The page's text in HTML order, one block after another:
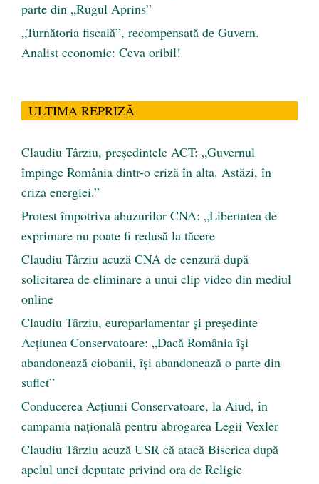
parte din „Rugul Aprins”
„Turnătoria fiscală”, recompensată de Guvern.
Analist economic: Ceva oribil!
ULTIMA REPRIZĂ
Claudiu Târziu, președintele ACT: „Guvernul
împinge România dintr-o criză în alta. Astăzi, în
criza energiei.”
Protest împotriva abuzurilor CNA: „Libertatea de
exprimare nu poate fi redusă la tăcere
Claudiu Târziu acuză CNA de cenzură după
solicitarea de eliminare a unui clip video din mediul
online
Claudiu Târziu, europarlamentar și președinte
Acțiunea Conservatoare: „Dacă România își
abandonează ciobanii, își abandonează o parte din
suflet”
Conducerea Acțiunii Conservatoare, la Aiud, în
campania națională pentru abrogarea Legii Vexler
Claudiu Târziu acuză USR că atacă Biserica după
apelul unei deputate privind ora de Religie